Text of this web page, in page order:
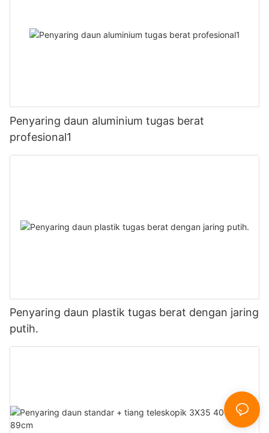
Penyaring daun aluminium tugas berat
profesional1
Penyaring daun plastik tugas berat dengan jaring
putih.